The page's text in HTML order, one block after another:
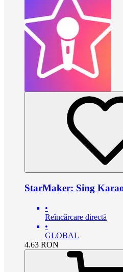
StarMaker: Sing
•
Reîncărcare directă
•
GLOBAL
4.63 RON